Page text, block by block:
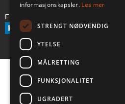
Følg oss på:
informasjonskapsler. Les mer
STRENGT NØDVENDIG
YTELSE
MÅLRETTING
FUNKSJONALITET
UGRADERT